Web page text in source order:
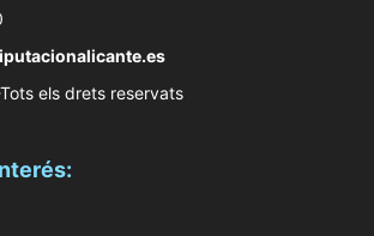
els drets reservats